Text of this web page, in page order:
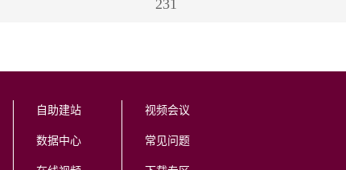
231
自助建站
数据中心
视频会议
常见问题